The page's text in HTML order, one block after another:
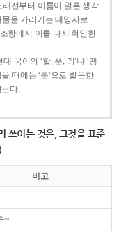
전부터 이름이 얼른 생각
을 가리키는 대명사로
조항에서 이를 다시 확인한
국어의 ‘할, 푼, 리’나 ‘땡
때에는 ‘분’으로 발음한
는다.
쓰이는 것은, 그것을 표준
비고
~.